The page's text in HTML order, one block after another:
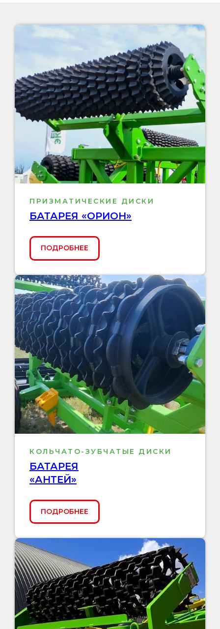
ПРИЗМАТИЧЕСКИЕ ДИСКИ
БАТАРЕЯ «ОРИОН»
ПОДРОБНЕЕ
КОЛЬЧАТО-ЗУБЧАТЫЕ ДИСКИ
БАТАРЕЯ
«АНТЕЙ»
ПОДРОБНЕЕ